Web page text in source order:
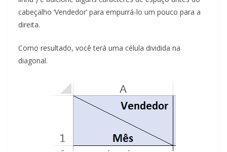
cabeçalho ‘Vendedor’ para empurrá-lo um pouco para a
direita.
Como resultado, você terá uma célula dividida na
diagonal.